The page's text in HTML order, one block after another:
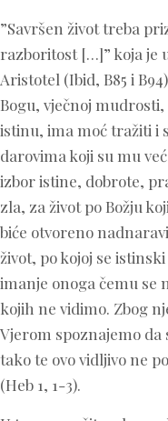
”Savršen život treba
razboritost […]” koja je
Aristotel (Ibid, B85 i
Bogu, vječnoj
istinu, ima moć tražiti i
darovima koji su mu
izbor istine, dobrote,
zla, za život po Božju
biće otvoreno
život, po kojoj se
imanje onoga čemu se
kojih ne vidimo. Zbog
Vjerom spoznajemo da
tako te ovo vidljivo ne
(Heb 1, 1-3).